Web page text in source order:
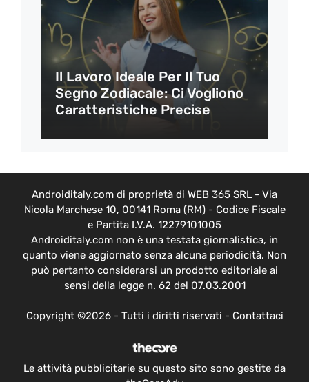
Il Lavoro Ideale Per Il Tuo
Segno Zodiacale: Ci Vogliono
Caratteristiche Precise
Androiditaly.com di proprietà di WEB 365 SRL - Via
Nicola Marchese 10, 00141 Roma (RM) - Codice Fiscale
e Partita I.V.A. 12279101005
Androiditaly.com non è una testata giornalistica, in
quanto viene aggiornato senza alcuna periodicità. Non
può pertanto considerarsi un prodotto editoriale ai
sensi della legge n. 62 del 07.03.2001
Copyright ©2026 - Tutti i diritti riservati - Contattaci
Le attività pubblicitarie su questo sito sono gestite da